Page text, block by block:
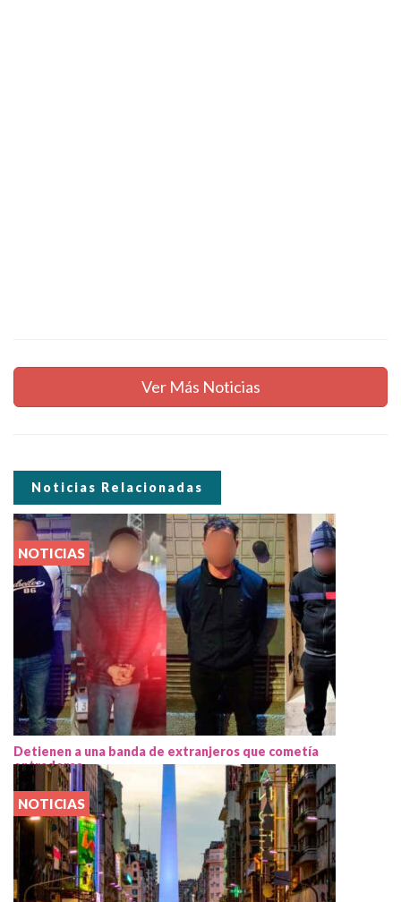
Ver Más Noticias
Noticias Relacionadas
NOTICIAS
Detienen a una banda de extranjeros que cometía
entraderas
NOTICIAS